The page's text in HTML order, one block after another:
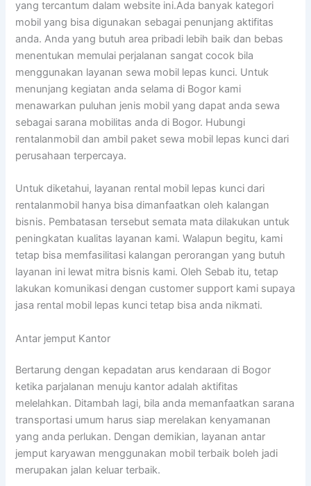
yang tercantum dalam website ini.Ada banyak kategori
mobil yang bisa digunakan sebagai penunjang aktifitas
anda. Anda yang butuh area pribadi lebih baik dan bebas
menentukan memulai perjalanan sangat cocok bila
menggunakan layanan sewa mobil lepas kunci. Untuk
menunjang kegiatan anda selama di Bogor kami
menawarkan puluhan jenis mobil yang dapat anda sewa
sebagai sarana mobilitas anda di Bogor. Hubungi
rentalanmobil dan ambil paket sewa mobil lepas kunci dari
perusahaan terpercaya.
Untuk diketahui, layanan rental mobil lepas kunci dari
rentalanmobil hanya bisa dimanfaatkan oleh kalangan
bisnis. Pembatasan tersebut semata mata dilakukan untuk
peningkatan kualitas layanan kami. Walapun begitu, kami
tetap bisa memfasilitasi kalangan perorangan yang butuh
layanan ini lewat mitra bisnis kami. Oleh Sebab itu, tetap
lakukan komunikasi dengan customer support kami supaya
jasa rental mobil lepas kunci tetap bisa anda nikmati.
Antar jemput Kantor
Bertarung dengan kepadatan arus kendaraan di Bogor
ketika parjalanan menuju kantor adalah aktifitas
melelahkan. Ditambah lagi, bila anda memanfaatkan sarana
transportasi umum harus siap merelakan kenyamanan
yang anda perlukan. Dengan demikian, layanan antar
jemput karyawan menggunakan mobil terbaik boleh jadi
merupakan jalan keluar terbaik.